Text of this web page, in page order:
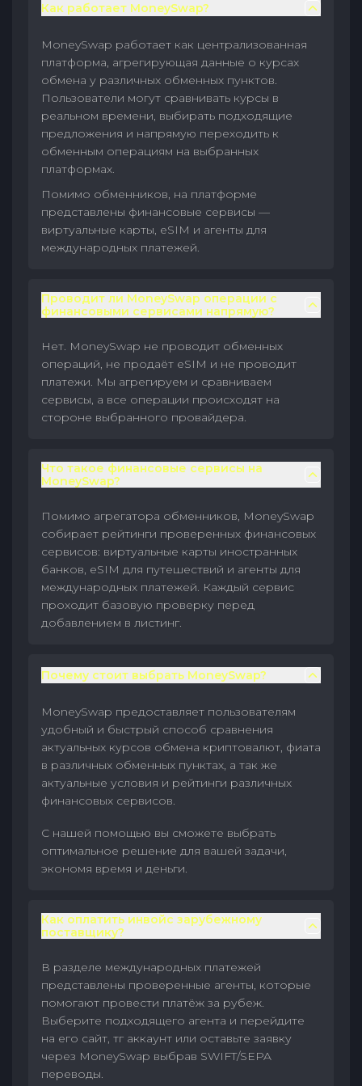
Как работает MoneySwap?
MoneySwap работает как централизованная
платформа, агрегирующая данные о курсах
обмена у различных обменных пунктов.
Пользователи могут сравнивать курсы в
реальном времени, выбирать подходящие
предложения и напрямую переходить к
обменным операциям на выбранных
платформах.
Помимо обменников, на платформе
представлены финансовые сервисы —
виртуальные карты, eSIM и агенты для
международных платежей.
Проводит ли MoneySwap операции с
финансовыми сервисами напрямую?
Нет. MoneySwap не проводит обменных
операций, не продаёт eSIM и не проводит
платежи. Мы агрегируем и сравниваем
сервисы, а все операции происходят на
стороне выбранного провайдера.
Что такое финансовые сервисы на
MoneySwap?
Помимо агрегатора обменников, MoneySwap
собирает рейтинги проверенных финансовых
сервисов: виртуальные карты иностранных
банков, eSIM для путешествий и агенты для
международных платежей. Каждый сервис
проходит базовую проверку перед
добавлением в листинг.
Почему стоит выбрать MoneySwap?
MoneySwap предоставляет пользователям
удобный и быстрый способ сравнения
актуальных курсов обмена криптовалют, фиата
в различных обменных пунктах, а так же
актуальные условия и рейтинги различных
финансовых сервисов.
С нашей помощью вы сможете выбрать
оптимальное решение для вашей задачи,
экономя время и деньги.
Как оплатить инвойс зарубежному
поставщику?
В разделе международных платежей
представлены проверенные агенты, которые
помогают провести платёж за рубеж.
Выберите подходящего агента и перейдите
на его сайт, тг аккаунт или оставьте заявку
через MoneySwap выбрав SWIFT/SEPA
переводы.